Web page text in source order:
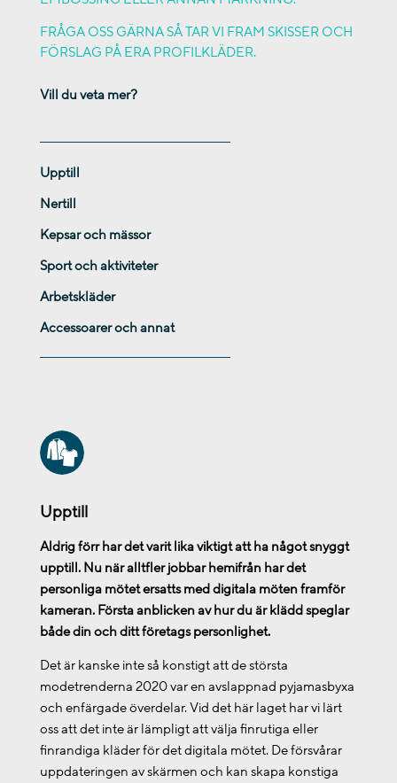
FRÅGA OSS GÄRNA SÅ TAR VI FRAM SKISSER OCH
FÖRSLAG PÅ ERA PROFILKLÄDER.
Vill du veta mer?
Upptill
Nertill
Kepsar och mässor
Sport och aktiviteter
Arbetskläder
Accessoarer och annat
Upptill
Aldrig förr har det varit lika viktigt att ha något snyggt
upptill. Nu när alltfler jobbar hemifrån har det
personliga mötet ersatts med digitala möten framför
kameran. Första anblicken av hur du är klädd speglar
både din och ditt företags personlighet.
Det är kanske inte så konstigt att de största
modetrenderna 2020 var en avslappnad pyjamasbyxa
och enfärgade överdelar. Vid det här laget har vi lärt
oss att det inte är lämpligt att välja finrutiga eller
finrandiga kläder för det digitala mötet. De försvårar
uppdateringen av skärmen och kan skapa konstiga